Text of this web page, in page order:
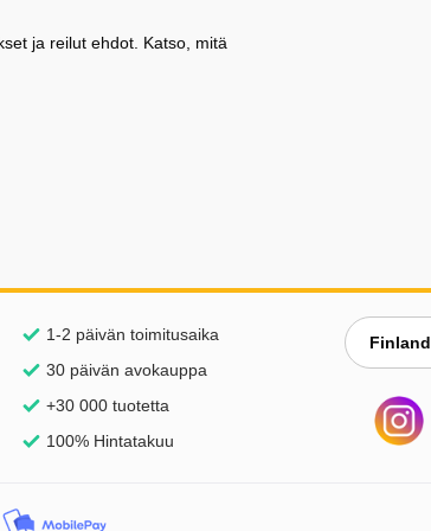
ja reilut ehdot. Katso, mitä
1-2 päivän toimitusaika
30 päivän avokauppa
+30 000 tuotetta
100% Hintatakuu
Finland